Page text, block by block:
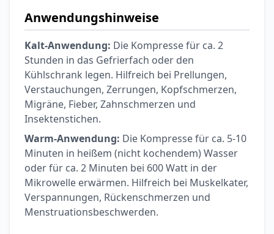
Anwendungshinweise
Kalt-Anwendung: Die Kompresse für ca. 2
Stunden in das Gefrierfach oder den
Kühlschrank legen. Hilfreich bei Prellungen,
Verstauchungen, Zerrungen, Kopfschmerzen,
Migräne, Fieber, Zahnschmerzen und
Insektenstichen.
Warm-Anwendung: Die Kompresse für ca. 5-10
Minuten in heißem (nicht kochendem) Wasser
oder für ca. 2 Minuten bei 600 Watt in der
Mikrowelle erwärmen. Hilfreich bei Muskelkater,
Verspannungen, Rückenschmerzen und
Menstruationsbeschwerden.